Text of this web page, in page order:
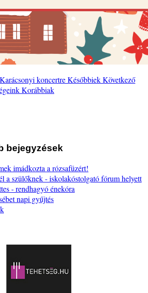
koncertreKésőbbiekKövetkező
Korábbiak
bejegyzések
imádkozta a rózsafüzért!
a szülőknek - iskolakóstolgató fórum helyett
- rendhagyó énekóra
napi gyűjtés